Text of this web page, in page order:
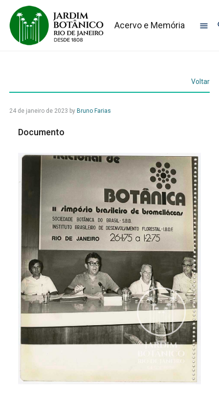
Acervo e Memória
Voltar
24 de janeiro de 2023 by Bruno Farias
Documento